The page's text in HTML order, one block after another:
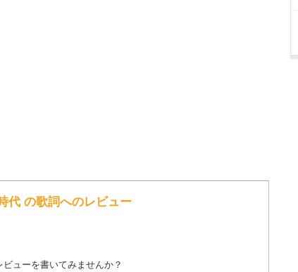
代 の歌詞へのレビュー
ューを書いてみませんか？